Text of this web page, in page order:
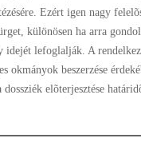
Ezért igen nagy
különösen ha arra
idejét lefoglalják. A
okmányok beszerzése
dossziék elõterjesztése